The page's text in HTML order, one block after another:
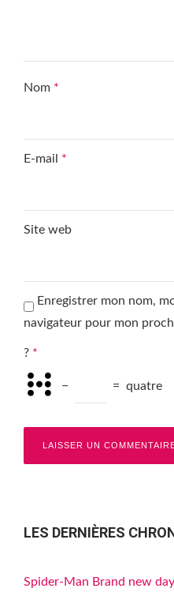
Nom *
E-mail *
Site web
Enregistrer mon nom,
navigateur pour mon
? *
− = quatre
LES DERNIÈRES
Spider-Man Brand new